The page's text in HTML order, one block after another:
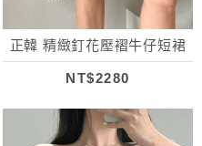
正韓 精緻釘花壓褶牛仔短裙
NT$2280